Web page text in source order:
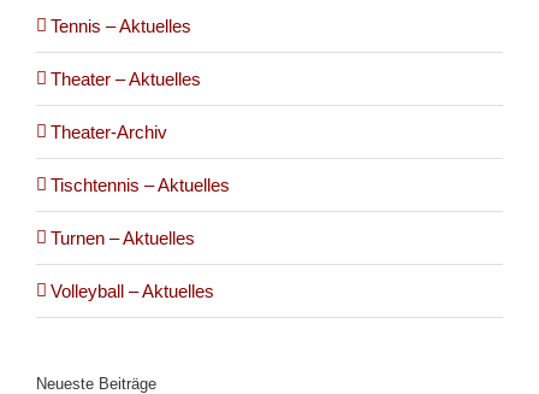
Tennis – Aktuelles
Theater – Aktuelles
Theater-Archiv
Tischtennis – Aktuelles
Turnen – Aktuelles
Volleyball – Aktuelles
Neueste Beiträge